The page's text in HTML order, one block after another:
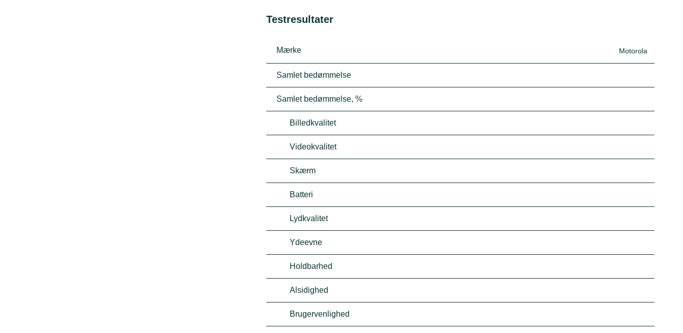
Testresultater
Mærke Motorola
Samlet bedømmelse
Samlet bedømmelse, %
Billedkvalitet
Videokvalitet
Skærm
Batteri
Lydkvalitet
Ydeevne
Holdbarhed
Alsidighed
Brugervenlighed